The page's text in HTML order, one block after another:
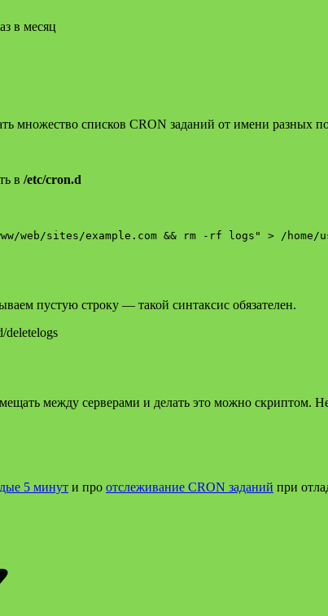
в месяц
множество списков CRON заданий от имени разных
в /etc/cron.d
web/sites/example.com && rm -rf logs" > /home/
пустую строку — такой синтаксис обязателен.
deletelogs
между серверами и делать это можно скриптом.
5 минут и про отслеживание CRON заданий при